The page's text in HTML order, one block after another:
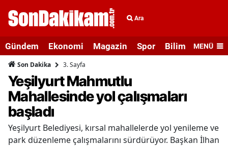
Ara
Gündem Ekonomi Magazin Spor Bilim veMENÜ
Son Dakika 3. Sayfa
Yeşilyurt Mahmutlu
Mahallesinde yol çalışmaları
başladı
Yeşilyurt Belediyesi, kırsal mahallelerde yol yenileme ve
park düzenleme çalışmalarını sürdürüyor. Başkan İlhan